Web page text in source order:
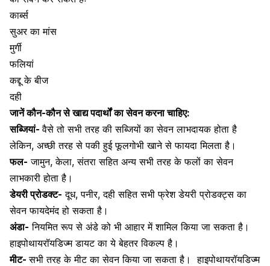
कार्ब्स
सुअर का मांस
मुर्गी
फलियां
कद्दू के बीज
दही
जानें कौन-कौन से खाद्य पदार्थों का सेवन करना चाहिए:
सब्जियां-वैसे तो सभी तरह की सब्जि​यों का सेवन लाभदायक होता है
लेकिन, अच्छी तरह से पकी हुई फूलगोभी खाने से फायदा मिलता है।
फल- जामुन, केला, संतरा सहित अन्य सभी तरह के फलों का सेवन
लाभकारी होता है।
डेयरी प्रोडक्ट- दूध, पनीर, दही सहित सभी फ्रेश डेयरी प्रोडक्ट्स का
सेवन फायदेमंद हो सकता है।
अंडा- नियमित रूप से अंडे को भी आहार में शामिल किया जा सकता है।
हाइपोथायरॉयडिज्म डायट का ये बेहतर विकल्प है।
मीट-सभी तरह के मीट का सेवन किया जा सकता है।
हाइपोथायरॉयडिज्म